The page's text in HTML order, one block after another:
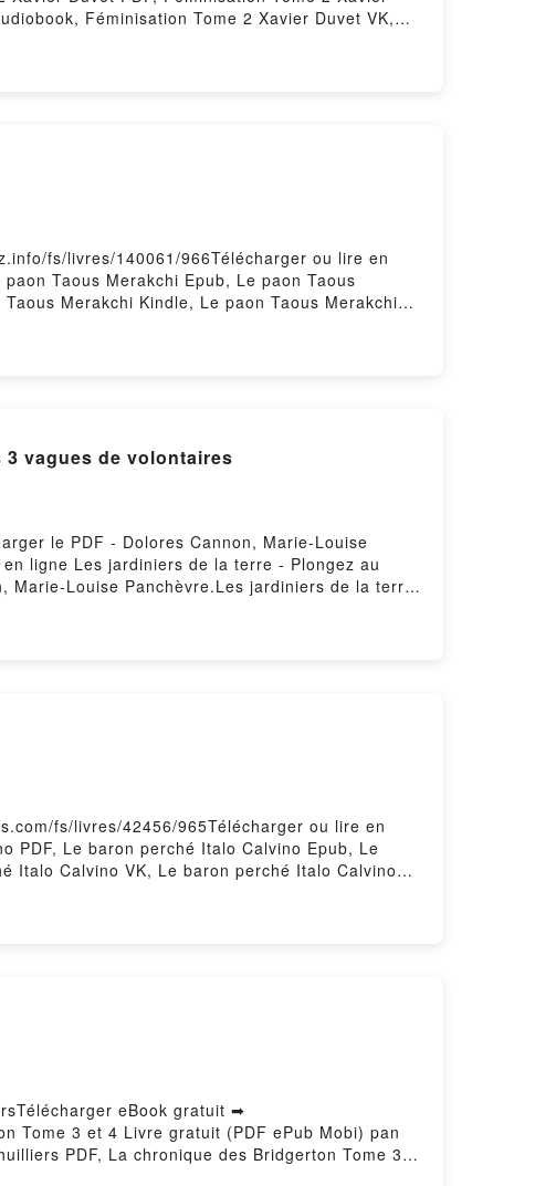
Féminisation Tome 2 Xavier Duvet VK,
fs/livres/140061/966Télécharger ou lire en
Taous Merakchi Epub, Le paon Taous
Merakchi Kindle, Le paon Taous Merakchi
origines des 3 vagues de volontaires
le PDF - Dolores Cannon, Marie-Louise
ligne Les jardiniers de la terre - Plongez au
Marie-Louise Panchèvre.Les jardiniers de la terre
jardiniers de la terre - Plongez au coeur des
des origines des 3 vagues de volontaires
origines des 3 vagues de volontaires Dolores
fs/livres/42456/965Télécharger ou lire en
PDF, Le baron perché Italo Calvino Epub, Le
Italo Calvino VK, Le baron perché Italo Calvino
eBook gratuit ➡
Tome 3 et 4 Livre gratuit (PDF ePub Mobi) pan
PDF, La chronique des Bridgerton Tome 3